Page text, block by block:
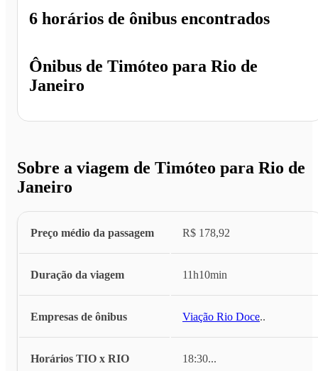
Ônibus de Timóteo para Rio de
Janeiro
6 horários de ônibus encontrados
Sobre a viagem de Timóteo para Rio de
Janeiro
Preço médio da passagem R$ 178,92
Duração da viagem 11h10min
Empresas de ônibus Viação Rio Doce...
Horários TIO x RIO 18:30...